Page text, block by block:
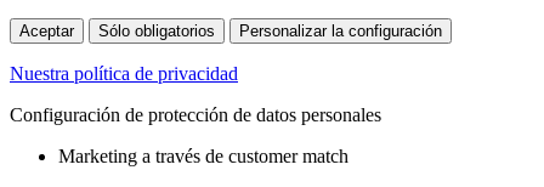
Aceptar Sólo obligatorios Personalizar la configuración
Nuestra política de privacidad
Configuración de protección de datos personales
Marketing a través de customer match